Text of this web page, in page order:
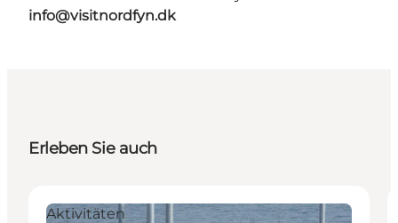
info@visitnordfyn.dk
Erleben Sie auch
Aktivitäten